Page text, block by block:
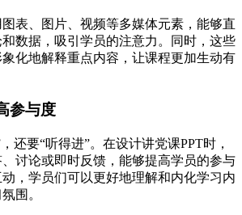
表、图片、视频等多媒体元素，能够直
数据，吸引学员的注意力。同时，这些
化地解释重点内容，让课程更加生动有
参与度
还要“听得进”。在设计讲党课PPT时，
讨论或即时反馈，能够提高学员的参与
，学员们可以更好地理解和内化学习内
围。